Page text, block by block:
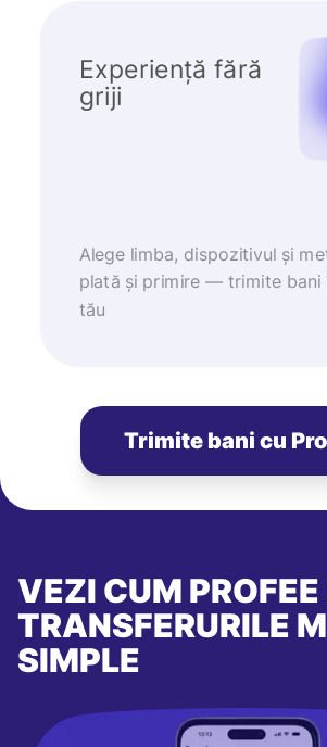
Experiență fără
griji
Alege limba, dispozitivul și
plată și primire — trimite bani
tău
Trimite bani cu
VEZI CUM PROFEE
TRANSFERURILE
SIMPLE